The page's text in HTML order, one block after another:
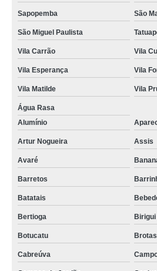
Sapopemba São
São Miguel Paulista
Vila Carrão Vila
Vila Esperança Vila
Vila Matilde Vila
Água Rasa
Alumínio
Artur Nogueira Assis
Avaré
Barretos
Batatais
Bertioga Birigui
Botucatu Brotas
Cabreúva